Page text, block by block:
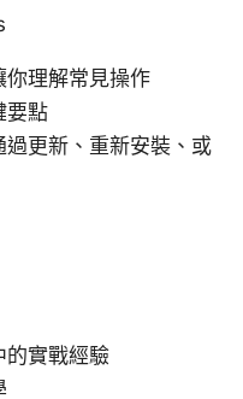
你理解常見操作
要點
更新、重新安裝、或
的實戰經驗